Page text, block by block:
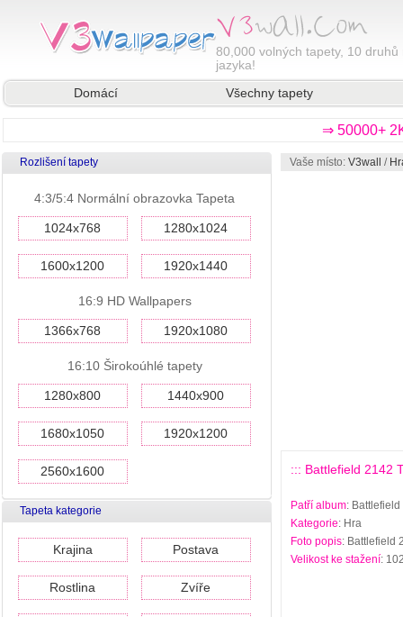
80,000 volných tapety, 10 druhů
jazyka!
Domácí
Všechny tapety
⇒ 50000+
Rozlišení tapety
4:3/5:4 Normální obrazovka Tapeta
1024x768 1280x1024
1600x1200 1920x1440
16:9 HD Wallpapers
1366x768 1920x1080
16:10 Širokoúhlé tapety
1280x800 1440x900
1680x1050 1920x1200
2560x1600
Tapeta kategorie
Krajina Postava
Rostlina Zvíře
Vaše místo: V3wall /
::: Battlefield 2142
Patří album:
Kategorie: Hra
Foto popis: Battlefield
Velikost ke stažení: